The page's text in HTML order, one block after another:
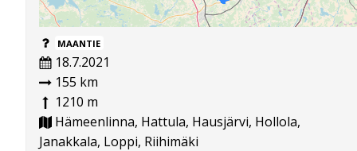
MAANTIE
18.7.2021
155 km
1210 m
Hämeenlinna, Hattula, Hausjärvi, Hollola,
Janakkala, Loppi, Riihimäki